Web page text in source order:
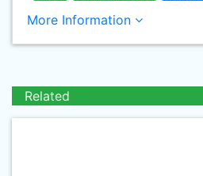
More Information
Related